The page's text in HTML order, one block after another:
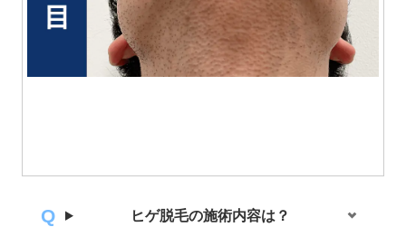
ヒゲ脱毛の施術内容は？